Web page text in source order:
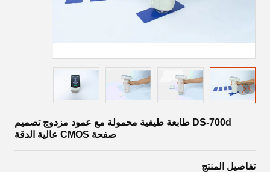
DS-700d طابعة طيفية محمولة مع عمود مزدوج تصميم
صفحة CMOS عالية الدقة
تفاصيل المنتج